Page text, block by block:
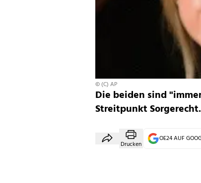
© (C) AP
Die beiden sind
Streitpunkt Sorgerecht.
Drucken
OE24 AUF